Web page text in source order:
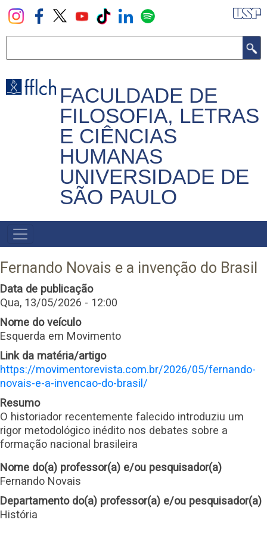
Pular
para
principal
FACULDADE DE
FILOSOFIA, LETRAS
E CIÊNCIAS
HUMANAS
UNIVERSIDADE DE
SÃO PAULO
NAVEGADOR
PRINCIPAL
Fernando Novais e a invenção do Brasil
Data de publicação
Qua, 13/05/2026 - 12:00
Nome do veículo
Esquerda em Movimento
Link da matéria/artigo
https://movimentorevista.com.br/2026/05/fernando-
novais-e-a-invencao-do-brasil/
Resumo
O historiador recentemente falecido introduziu um
rigor metodológico inédito nos debates sobre a
formação nacional brasileira
Nome do(a) professor(a) e/ou pesquisador(a)
Fernando Novais
Departamento do(a) professor(a) e/ou pesquisador(a)
História